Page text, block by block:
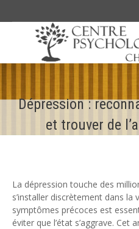
Dépression :
et trouver de
La dépression touche des
s’installer discrètement dans
symptômes précoces est
éviter que l’état s’aggrave.